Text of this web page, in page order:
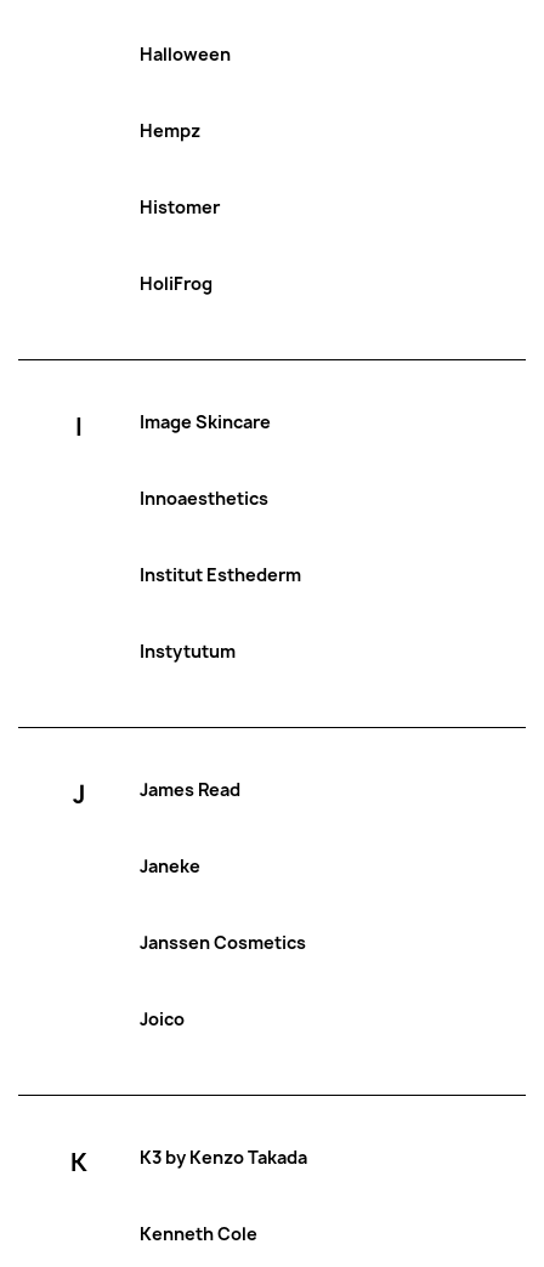
Halloween
Hempz
Histomer
HoliFrog
I Image Skincare
Innoaesthetics
Institut Esthederm
Instytutum
J James Read
Janeke
Janssen Cosmetics
Joico
K K3 by Kenzo Takada
Kenneth Cole